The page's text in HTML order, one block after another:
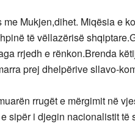
Mukjen,dihet. Miqësia e
të vëllazërisë
rrjedh e rënkon.Brenda
prej dhelpërive sllavo-
rrugët e mërgimit në
sipër i djegin nacionalistit të